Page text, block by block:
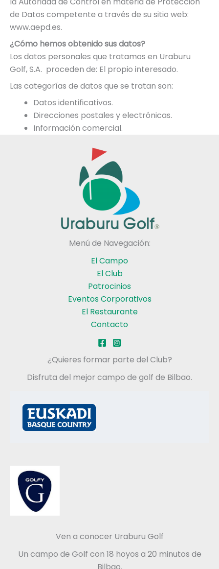
de Datos competente a través de su sitio web:
www.aepd.es.
¿Cómo hemos obtenido sus datos?
Los datos personales que tratamos en Uraburu
Golf, S.A. proceden de: El propio interesado.
Las categorías de datos que se tratan son:
Datos identificativos.
Direcciones postales y electrónicas.
Información comercial.
Menú de Navegación:
El Campo
El Club
Patrocinios
Eventos Corporativos
El Restaurante
Contacto
¿Quieres formar parte del Club?
Disfruta del mejor campo de golf de Bilbao.
Ven a conocer Uraburu Golf
Un campo de Golf con 18 hoyos a 20 minutos de